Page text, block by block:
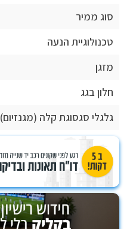
סוג ממיר
טכנולוגיית הנעה
מזגן
חלון בגג
גלגלי סגסוגת קלה (מגנזיום)